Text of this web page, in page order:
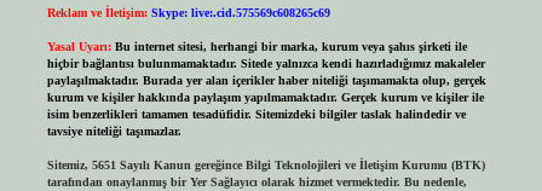
Reklam ve İletişim: Skype: live:.cid.575569c608265c69
Yasal Uyarı: Bu internet sitesi, herhangi bir marka, kurum veya şahıs şirketi ile
hiçbir bağlantısı bulunmamaktadır. Sitede yalnızca kendi hazırladığımız makaleler
paylaşılmaktadır. Burada yer alan içerikler haber niteliği taşımamakta olup, gerçek
kurum ve kişiler hakkında paylaşım yapılmamaktadır. Gerçek kurum ve kişiler ile
isim benzerlikleri tamamen tesadüfidir. Sitemizdeki bilgiler taslak halindedir ve
tavsiye niteliği taşımazlar.
Sitemiz, 5651 Sayılı Kanun gereğince Bilgi Teknolojileri ve İletişim Kurumu (BTK)
tarafından onaylanmış bir Yer Sağlayıcı olarak hizmet vermektedir. Bu nedenle,